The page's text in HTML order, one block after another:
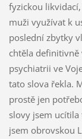
fyzickou
muži využívat k
poslední zbytky
chtěla definitivně
psychiatrii ve
tato slova řekla.
prostě jen
slovy jsem
jsem obrovskou